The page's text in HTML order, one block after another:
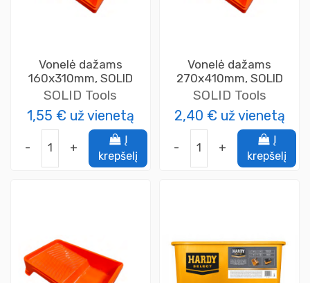
Vonelė dažams
160x310mm, SOLID
SOLID Tools
1,55 € už vienetą
- +
Į
krepšelį
Vonelė dažams
270x410mm, SOLID
SOLID Tools
2,40 € už vienetą
- +
Į
krepšelį